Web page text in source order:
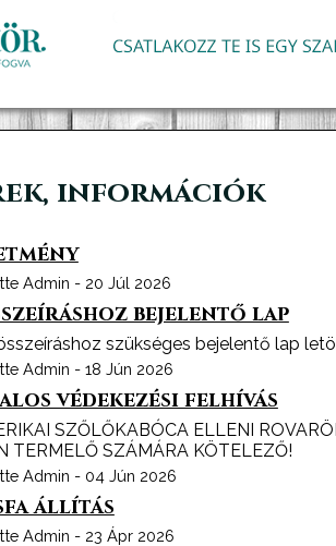
információk
Admin - 20 Júl 2026
bejelentő lap
szükséges bejelentő lap
Admin - 18 Jún 2026
védekezési felhívás
SZŐLŐKABÓCA ELLENI
TERMELŐ SZÁMÁRA KÖTELEZŐ!
Admin - 04 Jún 2026
állítás
Admin - 23 Ápr 2026